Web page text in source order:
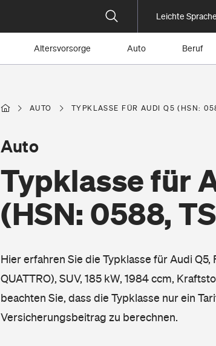
Leichte Sprache
Altersvorsorge Auto Beruf
AUTO TYPKLASSE FÜR AUDI Q5 (HSN:
Typklasse für
(HSN: 0588,
Auto
Hier erfahren Sie die Typklasse für Audi Q5,
QUATTRO), SUV, 185 kW, 1984 ccm,
beachten Sie, dass die Typklasse nur ein
Versicherungsbeitrag zu berechnen.